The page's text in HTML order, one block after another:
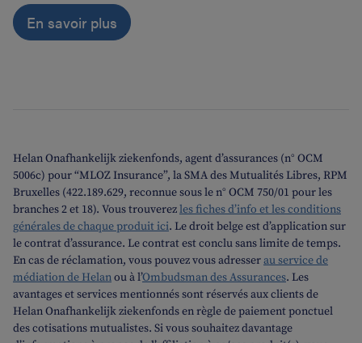
En savoir plus
Helan Onafhankelijk ziekenfonds, agent d’assurances (n° OCM
5006c) pour “MLOZ Insurance”, la SMA des Mutualités Libres, RPM
Bruxelles (422.189.629, reconnue sous le n° OCM 750/01 pour les
branches 2 et 18). Vous trouverezles fiches d’info et les conditions
générales de chaque produit ici. Le droit belge est d’application sur
le contrat d’assurance. Le contrat est conclu sans limite de temps.
En cas de réclamation, vous pouvez vous adresserau service de
médiation de Helanou à l’Ombudsman des Assurances. Les
avantages et services mentionnés sont réservés aux clients de
Helan Onafhankelijk ziekenfonds en règle de paiement ponctuel
des cotisations mutualistes. Si vous souhaitez davantage